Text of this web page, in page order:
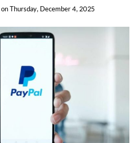
on Thursday, December 4, 2025